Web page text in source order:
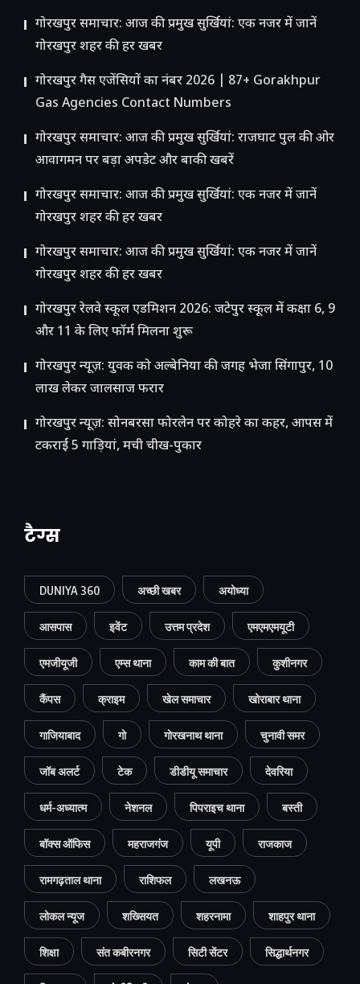
गोरखपुर समाचार: आज की प्रमुख सुर्खियां: एक नजर में जानें
गोरखपुर शहर की हर खबर
गोरखपुर गैस एजेंसियों का नंबर 2026 | 87+ Gorakhpur
Gas Agencies Contact Numbers
गोरखपुर समाचार: आज की प्रमुख सुर्खियां: राजघाट पुल की ओर
आवागमन पर बड़ा अपडेट और बाकी खबरें
गोरखपुर समाचार: आज की प्रमुख सुर्खियां: एक नजर में जानें
गोरखपुर शहर की हर खबर
गोरखपुर समाचार: आज की प्रमुख सुर्खियां: एक नजर में जानें
गोरखपुर शहर की हर खबर
गोरखपुर रेलवे स्कूल एडमिशन 2026: जटेपुर स्कूल में कक्षा 6, 9
और 11 के लिए फॉर्म मिलना शुरू
गोरखपुर न्यूज़: युवक को अल्बेनिया की जगह भेजा सिंगापुर, 10
लाख लेकर जालसाज फरार
गोरखपुर न्यूज़: सोनबरसा फोरलेन पर कोहरे का कहर, आपस में
टकराईं 5 गाड़ियां, मची चीख-पुकार
टैग्स
DUNIYA 360 अच्छी खबर अयोध्या
आसपास इवेंट उत्तम प्रदेश एमएमएमयूटी
एमजीयूजी एम्स थाना काम की बात कुशीनगर
कैंपस क्राइम खेल समाचार खोराबार थाना
गाजियाबाद गो गोरखनाथ थाना चुनावी समर
जॉब अलर्ट टेक डीडीयू समाचार देवरिया
धर्म-अध्यात्म नेशनल पिपराइच थाना बस्ती
बॉक्स ऑफिस महराजगंज यूपी राजकाज
रामगढ़ताल थाना राशिफल लखनऊ
लोकल न्यूज शख्सियत शहरनामा शाहपुर थाना
शिक्षा संत कबीरनगर सिटी सेंटर सिद्धार्थनगर